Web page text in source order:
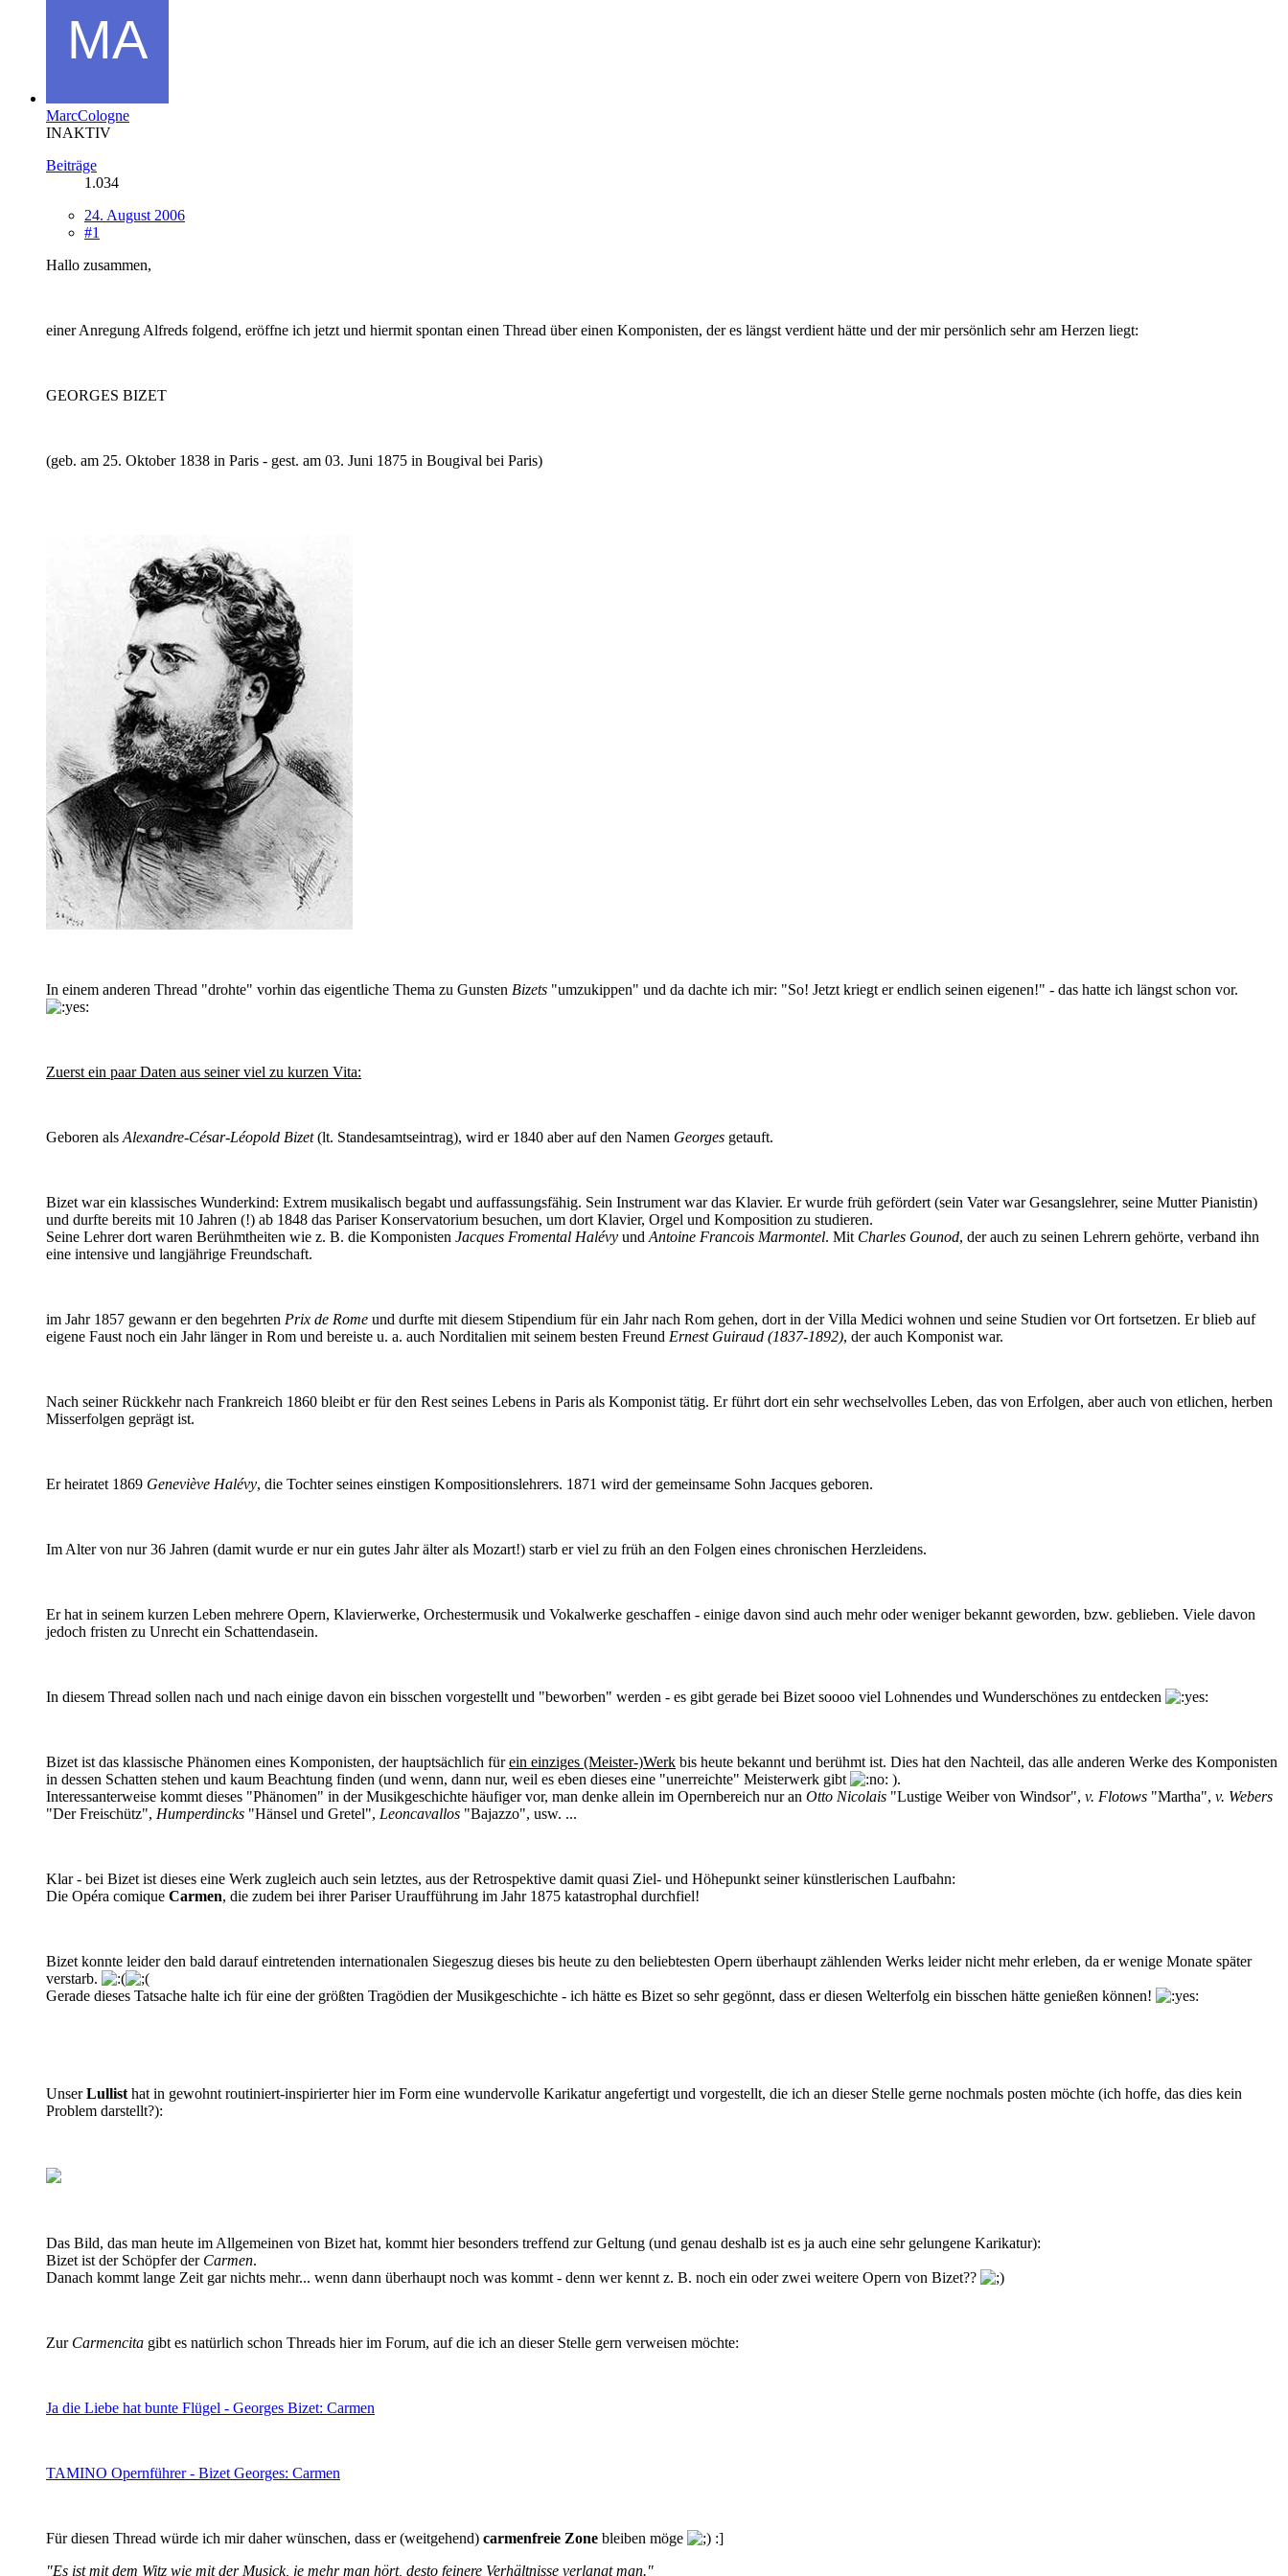
MarcCologne
INAKTIV
Beiträge
1.034
24. August 2006
#1
Hallo zusammen,
einer Anregung Alfreds folgend, eröffne ich jetzt und hiermit spontan einen Thread über einen Komponisten, der es längst verdient hätte und der mir persönlich sehr am Herzen liegt:
GEORGES BIZET
(geb. am 25. Oktober 1838 in Paris - gest. am 03. Juni 1875 in Bougival bei Paris)
In einem anderen Thread "drohte" vorhin das eigentliche Thema zu Gunsten Bizets "umzukippen" und da dachte ich mir: "So! Jetzt kriegt er endlich seinen eigenen!" - das hatte ich längst schon vor.
Zuerst ein paar Daten aus seiner viel zu kurzen Vita:
Geboren als Alexandre-César-Léopold Bizet(lt. Standesamtseintrag), wird er 1840 aber auf den Namen Georges getauft.
Bizet war ein klassisches Wunderkind: Extrem musikalisch begabt und auffassungsfähig. Sein Instrument war das Klavier. Er wurde früh gefördert (sein Vater war Gesangslehrer, seine Mutter Pianistin)
und durfte bereits mit 10 Jahren (!) ab 1848 das Pariser Konservatorium besuchen, um dort Klavier, Orgel und Komposition zu studieren.
Seine Lehrer dort waren Berühmtheiten wie z. B. die Komponisten Jacques Fromental Halévy und Antoine Francois Marmontel. Mit Charles Gounod, der auch zu seinen Lehrern gehörte, verband ihn
eine intensive und langjährige Freundschaft.
im Jahr 1857 gewann er den begehrten Prix de Rome und durfte mit diesem Stipendium für ein Jahr nach Rom gehen, dort in der Villa Medici wohnen und seine Studien vor Ort fortsetzen. Er blieb auf
eigene Faust noch ein Jahr länger in Rom und bereiste u. a. auch Norditalien mit seinem besten Freund Ernest Guiraud (1837-1892), der auch Komponist war.
Nach seiner Rückkehr nach Frankreich 1860 bleibt er für den Rest seines Lebens in Paris als Komponist tätig. Er führt dort ein sehr wechselvolles Leben, das von Erfolgen, aber auch von etlichen, herben
Misserfolgen geprägt ist.
Er heiratet 1869 Geneviève Halévy, die Tochter seines einstigen Kompositionslehrers. 1871 wird der gemeinsame Sohn Jacques geboren.
Im Alter von nur 36 Jahren (damit wurde er nur ein gutes Jahr älter als Mozart!) starb er viel zu früh an den Folgen eines chronischen Herzleidens.
Er hat in seinem kurzen Leben mehrere Opern, Klavierwerke, Orchestermusik und Vokalwerke geschaffen - einige davon sind auch mehr oder weniger bekannt geworden, bzw. geblieben. Viele davon
jedoch fristen zu Unrecht ein Schattendasein.
In diesem Thread sollen nach und nach einige davon ein bisschen vorgestellt und "beworben" werden - es gibt gerade bei Bizet soooo viel Lohnendes und Wunderschönes zu entdecken
Bizet ist das klassische Phänomen eines Komponisten, der hauptsächlich fürein einziges (Meister-)Werk bis heute bekannt und berühmt ist. Dies hat den Nachteil, das alle anderen Werke des Komponisten
in dessen Schatten stehen und kaum Beachtung finden (und wenn, dann nur, weil es eben dieses eine "unerreichte" Meisterwerk gibt
).
Interessanterweise kommt dieses "Phänomen" in der Musikgeschichte häufiger vor, man denke allein im Opernbereich nur an Otto Nicolais "Lustige Weiber von Windsor", v. Flotows "Martha", v. Webers
"Der Freischütz", Humperdincks "Hänsel und Gretel", Leoncavallos "Bajazzo", usw. ...
Klar - bei Bizet ist dieses eine Werk zugleich auch sein letztes, aus der Retrospektive damit quasi Ziel- und Höhepunkt seiner künstlerischen Laufbahn:
Die Opéra comique Carmen, die zudem bei ihrer Pariser Uraufführung im Jahr 1875 katastrophal durchfiel!
Bizet konnte leider den bald darauf eintretenden internationalen Siegeszug dieses bis heute zu den beliebtesten Opern überhaupt zählenden Werks leider nicht mehr erleben, da er wenige Monate später
verstarb.
Gerade dieses Tatsache halte ich für eine der größten Tragödien der Musikgeschichte - ich hätte es Bizet so sehr gegönnt, dass er diesen Welterfolg ein bisschen hätte genießen können!
UnserLullist hat in gewohnt routiniert-inspirierter hier im Form eine wundervolle Karikatur angefertigt und vorgestellt, die ich an dieser Stelle gerne nochmals posten möchte (ich hoffe, das dies kein
Problem darstellt?):
Das Bild, das man heute im Allgemeinen von Bizet hat, kommt hier besonders treffend zur Geltung (und genau deshalb ist es ja auch eine sehr gelungene Karikatur):
Bizet ist der Schöpfer der Carmen.
Danach kommt lange Zeit gar nichts mehr... wenn dann überhaupt noch was kommt - denn wer kennt z. B. noch ein oder zwei weitere Opern von Bizet??
Zur Carmencita gibt es natürlich schon Threads hier im Forum, auf die ich an dieser Stelle gern verweisen möchte:
Ja die Liebe hat bunte Flügel - Georges Bizet: Carmen
TAMINO Opernführer - Bizet Georges: Carmen
Für diesen Thread würde ich mir daher wünschen, dass er (weitgehend) carmenfreie Zone bleiben möge
:]
"Es ist mit dem Witz wie mit der Musick, je mehr man hört, desto feinere Verhältnisse verlangt man."